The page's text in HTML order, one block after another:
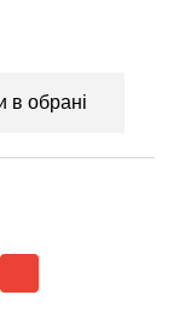
в обрані
WhatsApp